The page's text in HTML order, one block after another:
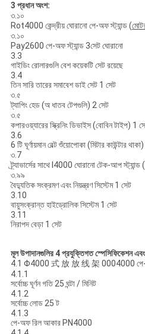
3 প্রধান অংশ:
৩.১০
Rot4000 কেন্দ্রীয় ঘোরানো পে-অফ স্ট্যান্ড (
৩.১০
Pay2600 পে-অফ স্ট্যান্ড 3সেট ঘোরানো
3.3
গাইডিং রোলারগুলি বেশ কয়েকটি সেট রয়েছে
3.4
তিন সারি তারের সমাবেশ ডাই সেট 1 সেট
৩.৫
ট্যাপিং হেড (অ ধাতব টেপগুলি) 2 সেট
৩.৫
কপারওয়্যারের স্ক্রিনিং ডিভাইস (বোবিন টাইপ) 1
3.6
6 টি ঘূর্ণায়মান বেল্ট শুঁয়োপোকা (মিটার কাউন্টার
৩.7
ট্র্যাভার্সের সাথে l4000 ঘোরানো টেক-আপ
৩.৯৯
বৈদ্যুতিক সংক্রমণ এবং নিয়ন্ত্রণ সিস্টেম 1 সেট
3.10
বায়ুসংক্রান্ত হাইড্রোলিক সিস্টেম 1 সেট
3.11
নিরাপদ বেড়া 1 সেট
মূল উপাদানগুলির 4 প্রযুক্তিগত স্পেসিফিকেশন
4.1 Φ4000 式 放 放 线 架 0004000 পে-
4.1.1
সর্বোচ্চ ঘূর্ণন গতি 25 ঘন্টা / মিনিট
4.1.2
সর্বোচ্চ লোড 25 ট
4.1.3
পে-অফ রিল আকার PN4000